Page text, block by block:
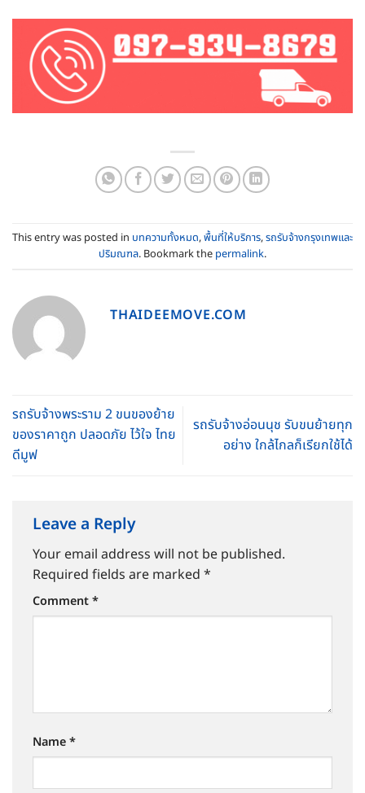
This entry was posted in บทความทั้งหมด,พื้นที่ให้บริการ,รถรับจ้างกรุงเทพและ
ปริมณฑล. Bookmark the permalink.
THAIDEEMOVE.COM
รถรับจ้างพระราม 2 ขนของย้าย
ของราคาถูก ปลอดภัย ไว้ใจ ไทย
ดีมูฟ
รถรับจ้างอ่อนนุช รับขนย้ายทุก
อย่าง ใกล้ไกลก็เรียกใช้ได้
Leave a Reply
Your email address will not be published.
Required fields are marked *
Comment*
Name*